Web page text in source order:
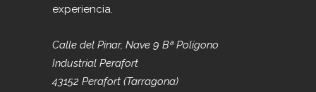
experiencia.
Calle del Pinar, Nave 9 Bª Polígono
Industrial Perafort
43152 Perafort (Tarragona)